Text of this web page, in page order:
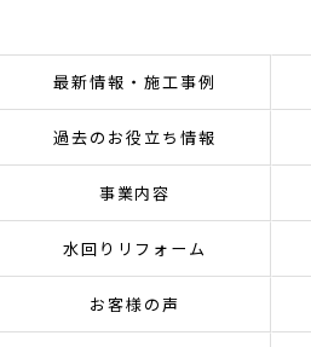
最新情報・施工事例
過去のお役立ち情報
事業内容
水回りリフォーム
お客様の声